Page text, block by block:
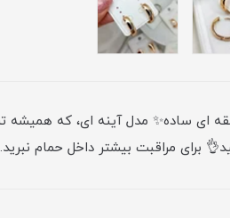
ای ساده✨ مدل آینه ای، که همیشه
برای مراقبت بیشتر داخل حمام نبرید.